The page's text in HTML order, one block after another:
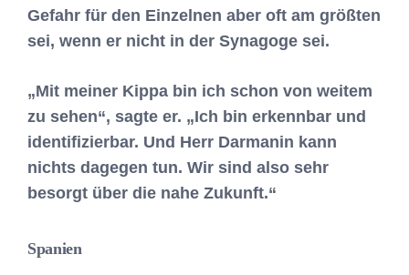
Gefahr für den Einzelnen aber oft am größten
sei, wenn er nicht in der Synagoge sei.
„Mit meiner Kippa bin ich schon von weitem
zu sehen“, sagte er. „Ich bin erkennbar und
identifizierbar. Und Herr Darmanin kann
nichts dagegen tun. Wir sind also sehr
besorgt über die nahe Zukunft.“
Spanien